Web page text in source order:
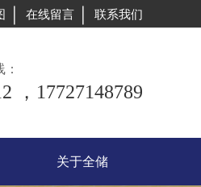
在线留言 联系我们
，17727148789
关于全储